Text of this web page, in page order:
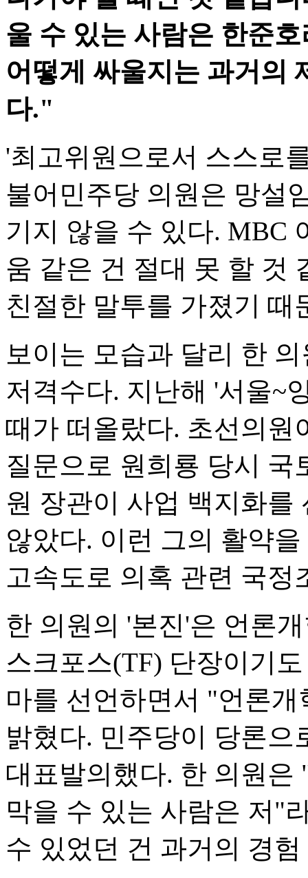
울 수 있는 사람은 한준
어떻게 싸울지는 과거의
다."
'최고위원으로서 스스로
불어민주당 의원은 망설
기지 않을 수 있다. MBC
움 같은 건 절대 못 할 것
친절한 말투를 가졌기 때
보이는 모습과 달리 한
저격수다. 지난해 '서울~
때가 떠올랐다. 초선의원
질문으로 원희룡 당시 국
원 장관이 사업 백지화를
않았다. 이런 그의 활약
고속도로 의혹 관련 국정
한 의원의 '본진'은 언론
스크포스(TF) 단장이기
마를 선언하면서 "언론
밝혔다. 민주당이 당론으
대표발의했다. 한 의원은
막을 수 있는 사람은 저"
수 있었던 건 과거의 경